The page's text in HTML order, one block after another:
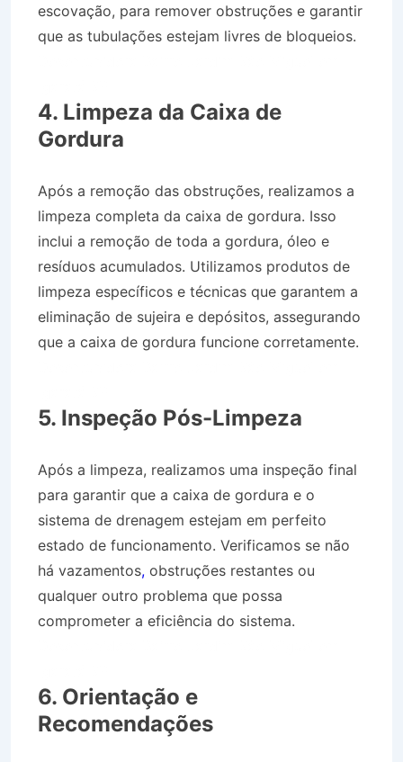
escovação, para remover obstruções e garantir
que as tubulações estejam livres de bloqueios.
4. Limpeza da Caixa de
Gordura
Após a remoção das obstruções, realizamos a
limpeza completa da caixa de gordura. Isso
inclui a remoção de toda a gordura, óleo e
resíduos acumulados. Utilizamos produtos de
limpeza específicos e técnicas que garantem a
eliminação de sujeira e depósitos, assegurando
que a caixa de gordura funcione corretamente.
5. Inspeção Pós-Limpeza
Após a limpeza, realizamos uma inspeção final
para garantir que a caixa de gordura e o
sistema de drenagem estejam em perfeito
estado de funcionamento. Verificamos se não
há vazamentos, obstruções restantes ou
qualquer outro problema que possa
comprometer a eficiência do sistema.
6. Orientação e
Recomendações